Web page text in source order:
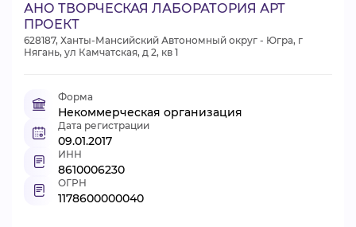
АНО ТВОРЧЕСКАЯ ЛАБОРАТОРИЯ АРТ
ПРОЕКТ
628187, Ханты-Мансийский Автономный округ - Югра, г
Нягань, ул Камчатская, д 2, кв 1
Форма
Некоммерческая организация
Дата регистрации
09.01.2017
ИНН
8610006230
ОГРН
1178600000040